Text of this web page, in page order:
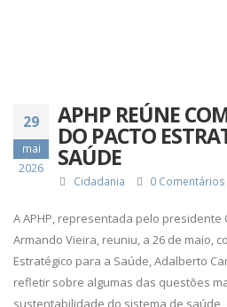
29
mai
2026
APHP REÚNE
DO PACTO
SAÚDE
Cidadania 0 Comentários
A APHP, representada pelo
Armando Vieira, reuniu, a 26 de maio,
Estratégico para a Saúde, Adalberto
refletir sobre algumas das questões
sustentabilidade do sistema de saúde,